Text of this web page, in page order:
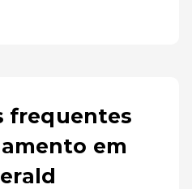
frequentes
em